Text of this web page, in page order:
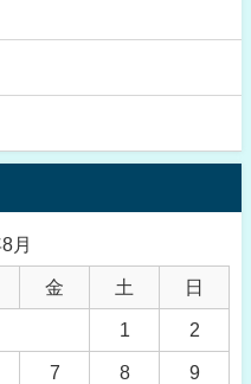
月
金 土 日
1 2
7 8 9